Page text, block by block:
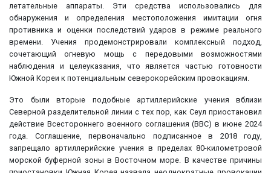
летательные аппараты. Эти средства использовались для
обнаружения и определения местоположения имитации огня
противника и оценки последствий ударов в режиме реального
времени. Учения продемонстрировали комплексный подход,
сочетающий огневую мощь с передовыми возможностями
наблюдения и целеуказания, что является частью готовности
Южной Кореи к потенциальным северокорейским провокациям.
Это были вторые подобные артиллерийские учения вблизи
Северной разделительной линии с тех пор, как Сеул приостановил
действие Всестороннего военного соглашения (ВВС) в июне 2024
года. Соглашение, первоначально подписанное в 2018 году,
запрещало артиллерийские учения в пределах 80-километровой
морской буферной зоны в Восточном море. В качестве причины